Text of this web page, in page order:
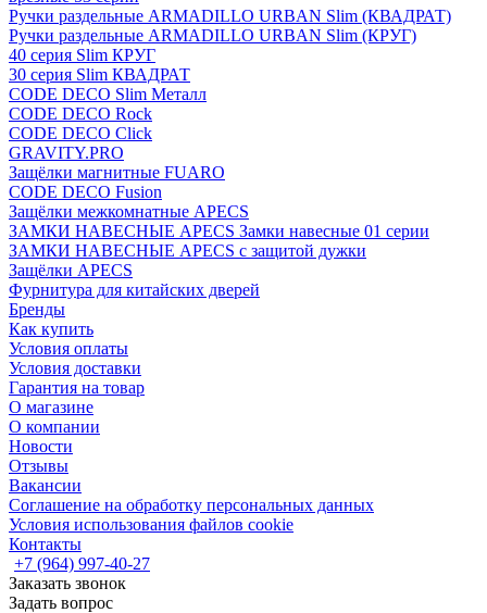
Ручки раздельные ARMADILLO URBAN Slim (КВАДРАТ)
Ручки раздельные ARMADILLO URBAN Slim (КРУГ)
40 серия Slim КРУГ
30 серия Slim КВАДРАТ
CODE DECO Slim Металл
CODE DECO Rock
CODE DECO Click
GRAVITY.PRO
Защёлки магнитные FUARO
CODE DECO Fusion
Защёлки межкомнатные APECS
ЗАМКИ НАВЕСНЫЕ APECS Замки навесные 01 серии
ЗАМКИ НАВЕСНЫЕ APECS с защитой дужки
Защёлки APECS
Фурнитура для китайских дверей
Бренды
Как купить
Условия оплаты
Условия доставки
Гарантия на товар
О магазине
О компании
Новости
Отзывы
Вакансии
Соглашение на обработку персональных данных
Условия использования файлов cookie
Контакты
+7 (964) 997-40-27
Заказать звонок
Задать вопрос